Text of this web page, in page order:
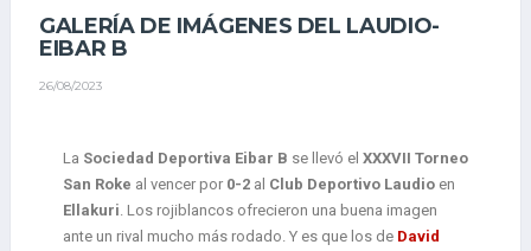
GALERÍA DE IMÁGENES DEL LAUDIO-
EIBAR B
26/08/2023
La Sociedad Deportiva Eibar B se llevó el XXXVII Torneo
San Roke al vencer por 0-2 al Club Deportivo Laudio en
Ellakuri . Los rojiblancos ofrecieron una buena imagen
ante un rival mucho más rodado. Y es que los de David